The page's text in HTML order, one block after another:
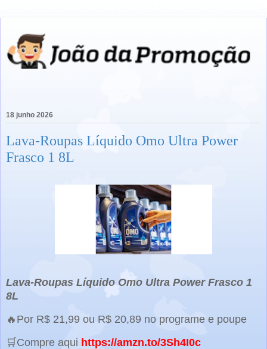
18 junho 2026
Lava-Roupas Líquido Omo Ultra Power
Frasco 1 8L
Lava-Roupas Líquido Omo Ultra Power Frasco 1
8L
🔥Por R$ 21,99 ou R$ 20,89 no programe e poupe
🛒Compre aqui https://amzn.to/3Sh4I0c